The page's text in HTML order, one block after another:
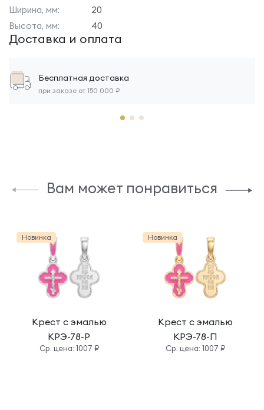
Ширина, мм:
20
Высота, мм:
40
Доставка и оплата
Бесплатная доставка
при заказе от 150 000 ₽
Вам может понравиться
Новинка
Крест с эмалью
КРЭ-78-Р
Cр. цена: 1007 ₽
Новинка
Крест с эмалью
КРЭ-78-П
Cр. цена: 1007 ₽